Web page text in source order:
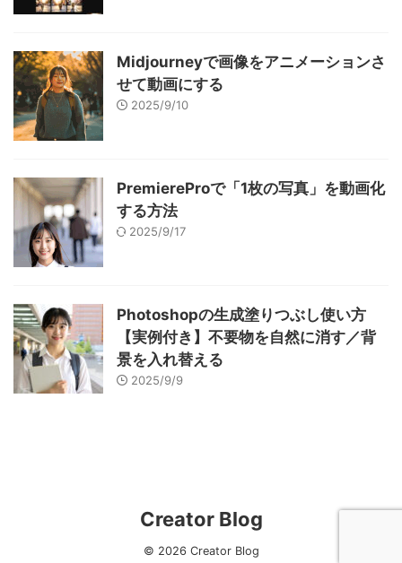
Midjourneyで画像をアニメーションさ
せて動画にする
2025/9/10
PremiereProで「1枚の写真」を動画化
する方法
2025/9/17
Photoshopの生成塗りつぶし使い方
【実例付き】不要物を自然に消す／背
景を入れ替える
2025/9/9
Creator Blog
© 2026 Creator Blog